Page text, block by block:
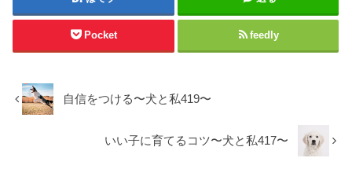
Pocket feedly
自信をつける〜犬と私419〜
いい子に育てるコツ〜犬と私417〜